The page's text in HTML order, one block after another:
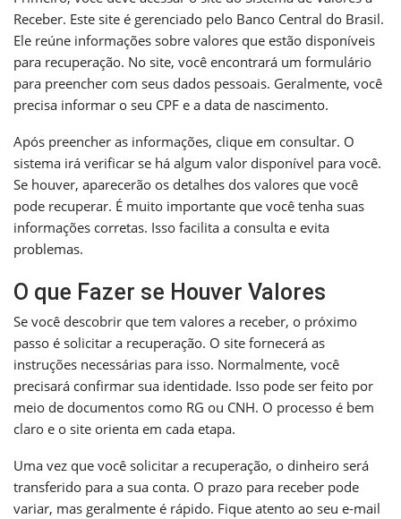
Receber. Este site é gerenciado pelo Banco Central do Brasil.
Ele reúne informações sobre valores que estão disponíveis
para recuperação. No site, você encontrará um formulário
para preencher com seus dados pessoais. Geralmente, você
precisa informar o seu CPF e a data de nascimento.
Após preencher as informações, clique em consultar. O
sistema irá verificar se há algum valor disponível para você.
Se houver, aparecerão os detalhes dos valores que você
pode recuperar. É muito importante que você tenha suas
informações corretas. Isso facilita a consulta e evita
problemas.
O que Fazer se Houver Valores
Se você descobrir que tem valores a receber, o próximo
passo é solicitar a recuperação. O site fornecerá as
instruções necessárias para isso. Normalmente, você
precisará confirmar sua identidade. Isso pode ser feito por
meio de documentos como RG ou CNH. O processo é bem
claro e o site orienta em cada etapa.
Uma vez que você solicitar a recuperação, o dinheiro será
transferido para a sua conta. O prazo para receber pode
variar, mas geralmente é rápido. Fique atento ao seu e-mail